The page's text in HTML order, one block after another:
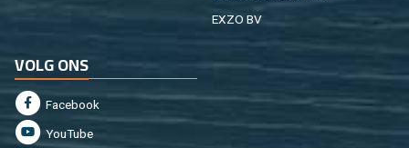
EXZO BV
VOLG ONS
Fa­cebook
You­Tu­be